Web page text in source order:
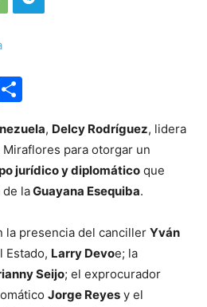
, Delcy Rodríguez, lidera
para otorgar un
jurídico y diplomático que
de laGuayana Esequiba.
la presencia del canciller Yván
Estado, Larry Devoe; la
Seijo; el exprocurador
Jorge Reyes y el